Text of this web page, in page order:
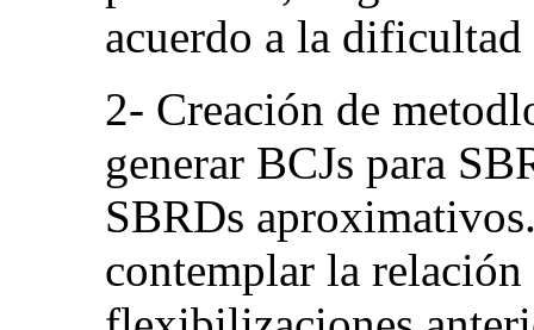
acuerdo a la
2- Creación de
generar BCJs para
SBRDs
contemplar la relación